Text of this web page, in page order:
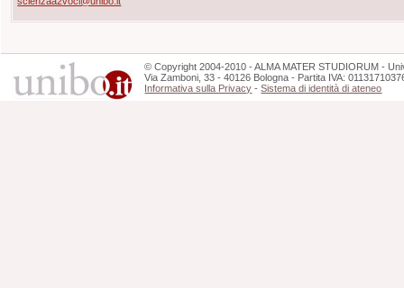
©Copyright 2004-2010 - ALMA MATER STUDIORUM -
Via Zamboni, 33 - 40126 Bologna - Partita IVA:
Informativa sulla Privacy -Sistema di identità di ateneo